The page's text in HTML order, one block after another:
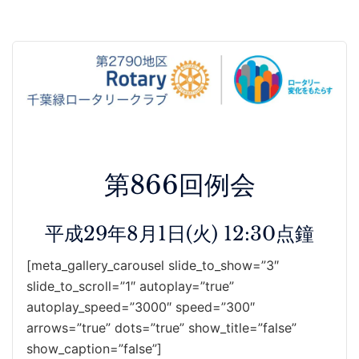
第866回例会
平成29年8月1日(火) 12:30点鐘
[meta_gallery_carousel slide_to_show=”3″
slide_to_scroll=”1″ autoplay=”true”
autoplay_speed=”3000″ speed=”300″
arrows=”true” dots=”true” show_title=”false”
show_caption=”false”]